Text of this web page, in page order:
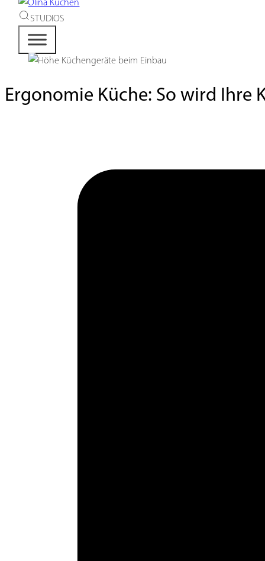
STUDIOS
Ergonomie Küche: So wird Ihre